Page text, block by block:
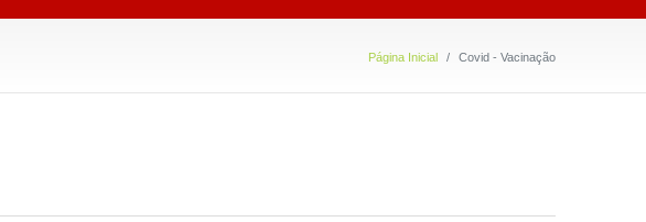
Página Inicial Covid - Vacinação